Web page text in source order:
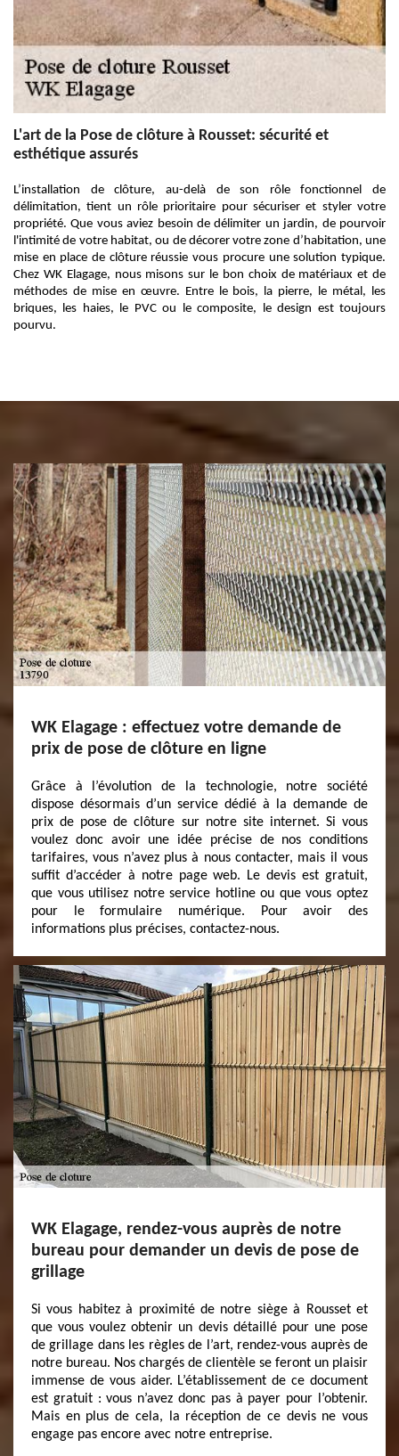
L'art de la Pose de clôture à Rousset: sécurité et
esthétique assurés
L’installation de clôture, au-delà de son rôle fonctionnel de
délimitation, tient un rôle prioritaire pour sécuriser et styler votre
propriété. Que vous aviez besoin de délimiter un jardin, de pourvoir
l'intimité de votre habitat, ou de décorer votre zone d’habitation, une
mise en place de clôture réussie vous procure une solution typique.
Chez WK Elagage, nous misons sur le bon choix de matériaux et de
méthodes de mise en œuvre. Entre le bois, la pierre, le métal, les
briques, les haies, le PVC ou le composite, le design est toujours
pourvu.
WK Elagage : effectuez votre demande de
prix de pose de clôture en ligne
Grâce à l’évolution de la technologie, notre société
dispose désormais d’un service dédié à la demande de
prix de pose de clôture sur notre site internet. Si vous
voulez donc avoir une idée précise de nos conditions
tarifaires, vous n’avez plus à nous contacter, mais il vous
suffit d’accéder à notre page web. Le devis est gratuit,
que vous utilisez notre service hotline ou que vous optez
pour le formulaire numérique. Pour avoir des
informations plus précises, contactez-nous.
WK Elagage, rendez-vous auprès de notre
bureau pour demander un devis de pose de
grillage
Si vous habitez à proximité de notre siège à Rousset et
que vous voulez obtenir un devis détaillé pour une pose
de grillage dans les règles de l’art, rendez-vous auprès de
notre bureau. Nos chargés de clientèle se feront un plaisir
immense de vous aider. L’établissement de ce document
est gratuit : vous n’avez donc pas à payer pour l’obtenir.
Mais en plus de cela, la réception de ce devis ne vous
engage pas encore avec notre entreprise.